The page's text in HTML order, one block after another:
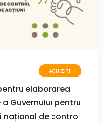
ACHIZIȚII
elaborarea
Guvernului pentru
național de control